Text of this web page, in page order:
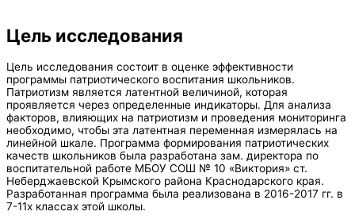
Цель исследования
Цель исследования состоит в оценке эффективности
программы патриотического воспитания школьников.
Патриотизм является латентной величиной, которая
проявляется через определенные индикаторы. Для анализа
факторов, влияющих на патриотизм и проведения мониторинга
необходимо, чтобы эта латентная переменная измерялась на
линейной шкале. Программа формирования патриотических
качеств школьников была разработана зам. директора по
воспитательной работе МБОУ СОШ № 10 «Виктория» ст.
Неберджаевской Крымского района Краснодарского края.
Разработанная программа была реализована в 2016-2017 гг. в
7-11х классах этой школы.